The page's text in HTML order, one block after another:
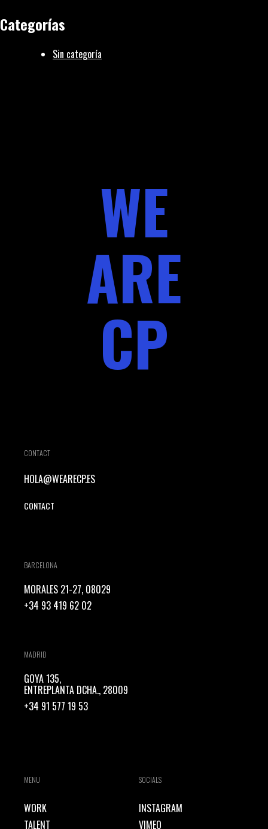
Categorías
Sin categoría
WE
ARE
CP
CONTACT
HOLA@WEARECP.ES
CONTACT
BARCELONA
MORALES 21-27, 08029
+34 93 419 62 02
MADRID
GOYA 135,
ENTREPLANTA DCHA., 28009
+34 91 577 19 53
MENU
WORK
TALENT
SOCIALS
INSTAGRAM
VIMEO